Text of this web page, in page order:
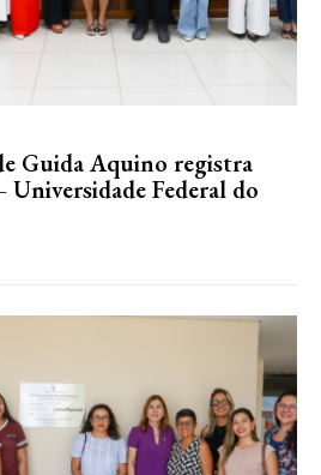
Guida Aquino registra
Federal do